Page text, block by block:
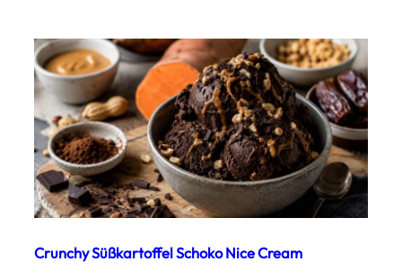
Crunchy Süßkartoffel Schoko Nice Cream